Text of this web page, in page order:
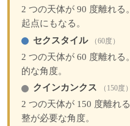
2 つの天体が 90 度離れ
起点にもなる。
セクスタイル
（60度）
2 つの天体が 60 度離れ
的な角度。
クインカンクス
（150度）
2 つの天体が 150 度離れ
整が必要な角度。